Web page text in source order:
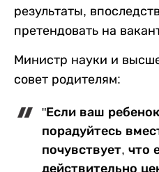
результаты,
претендовать на
Министр науки и
совет родителям:
"Если ваш
порадуйтесь
почувствует, что
действительно